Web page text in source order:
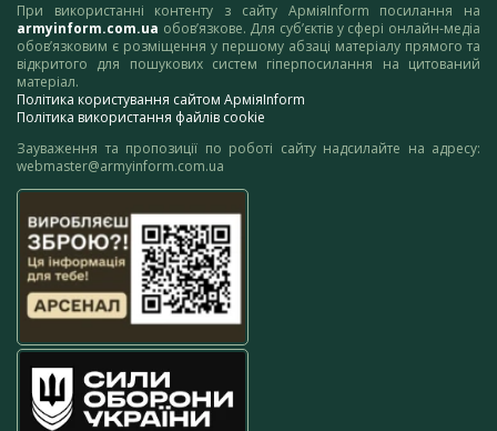
При використанні контенту з сайту АрміяInform посилання на
armyinform.com.ua обов’язкове. Для суб’єктів у сфері онлайн-медіа
обов’язковим є розміщення у першому абзаці матеріалу прямого та
відкритого для пошукових систем гіперпосилання на цитований
матеріал.
Політика користування сайтом АрміяInform
Політика використання файлів cookie
Зауваження та пропозиції по роботі сайту надсилайте на адресу:
webmaster@armyinform.com.ua